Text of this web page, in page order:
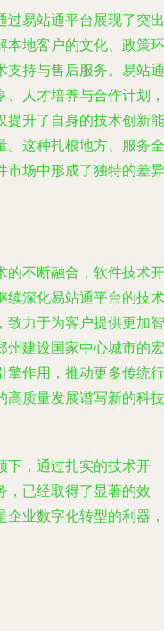
过易站通平台展现了突出
本地客户的文化、政策环
支持与售后服务。易站通
、人才培养与合作计划，
提升了自身的技术创新能
。这种扎根地方、服务全
市场中形成了独特的差异
的不断融合，软件技术开
续深化易站通平台的技术
致力于为客户提供更加智
州建设国家中心城市的宏
擎作用，推动更多传统行
高质量发展谱写新的科技
下，通过扎实的技术开
，已经取得了显著的效
企业数字化转型的利器，